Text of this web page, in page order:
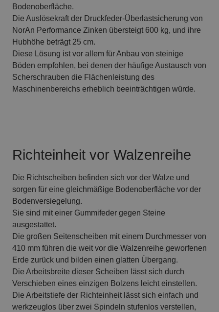
Bodenoberfläche.
Die Auslösekraft der Druckfeder-Überlastsicherung von
NorAn Performance Zinken übersteigt 600 kg, und ihre
Hubhöhe beträgt 25 cm.
Diese Lösung ist vor allem für Anbau von steinige
Böden empfohlen, bei denen der häufige Austausch von
Scherschrauben die Flächenleistung des
Maschinenbereichs erheblich beeinträchtigen würde.
Richteinheit vor Walzenreihe
Die Richtscheiben befinden sich vor der Walze und
sorgen für eine gleichmäßige Bodenoberfläche vor der
Bodenversiegelung.
Sie sind mit einer Gummifeder gegen Steine
ausgestattet.
Die großen Seitenscheiben mit einem Durchmesser von
410 mm führen die weit vor die Walzenreihe geworfenen
Erde zurück und bilden einen glatten Übergang.
Die Arbeitsbreite dieser Scheiben lässt sich durch
Verschieben eines einzigen Bolzens leicht einstellen.
Die Arbeitstiefe der Richteinheit lässt sich einfach und
werkzeuglos über zwei Spindeln stufenlos verstellen,